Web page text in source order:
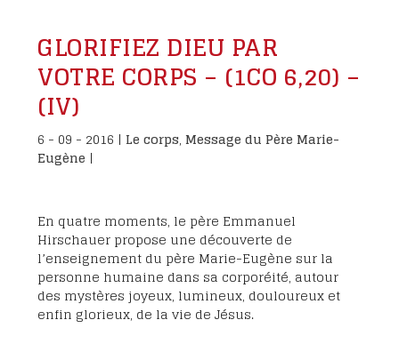
GLORIFIEZ DIEU PAR
VOTRE CORPS – (1CO 6,20) –
(IV)
6 - 09 - 2016 |Le corps,Message du Père Marie-
Eugène |
En quatre moments, le père Emmanuel
Hirschauer propose une découverte de
l’enseignement du père Marie-Eugène sur la
personne humaine dans sa corporéité, autour
des mystères joyeux, lumineux, douloureux et
enfin glorieux, de la vie de Jésus.